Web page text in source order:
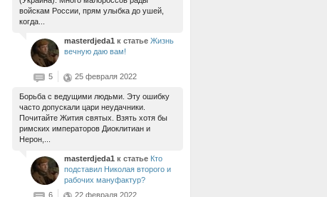
войскам России, прям улыбка до ушей,
когда...
masterdjeda1 к статье Жизнь
вечную даю вам!
5 25 февраля 2022
Борьба с ведущими людьми. Эту ошибку
часто допускали цари неудачники.
Почитайте Жития святых. Взять хотя бы
римских императоров Диоклитиан и
Нерон,...
masterdjeda1 к статье Кто
подставил Николая второго и
рабочих мануфактур?
6
22 февраля 2022